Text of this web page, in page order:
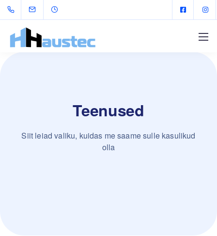
Teenused
Siit leiad valiku, kuidas me saame sulle kasulikud
olla